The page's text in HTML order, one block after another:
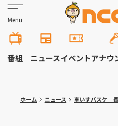
Menu
番組 ニュースイベントアナウ
ホーム ニュース 車いすバスケ 長崎